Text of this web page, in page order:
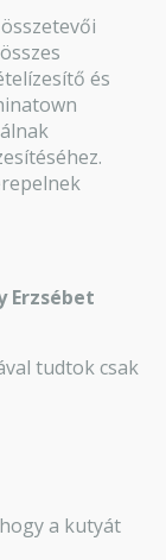
és
Erzsébet
tudtok csak
a kutyát